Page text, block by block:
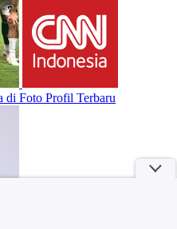
di Foto Profil Terbaru